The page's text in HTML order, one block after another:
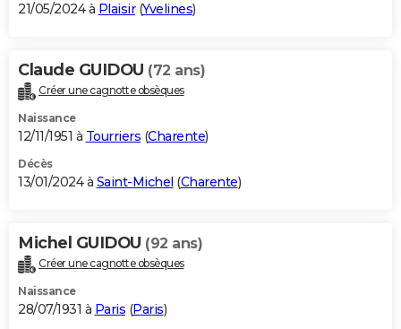
21/05/2024 à Plaisir(Yvelines)
Claude GUIDOU (72 ans)
Créer une cagnotte obsèques
Naissance
12/11/1951 à Tourriers (Charente)
Décès
13/01/2024 à Saint-Michel (Charente)
Michel GUIDOU (92 ans)
Créer une cagnotte obsèques
Naissance
28/07/1931 à Paris (Paris)